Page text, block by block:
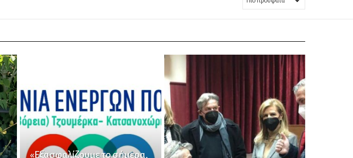
«Εξασφαλίζουμε το σήμερα,